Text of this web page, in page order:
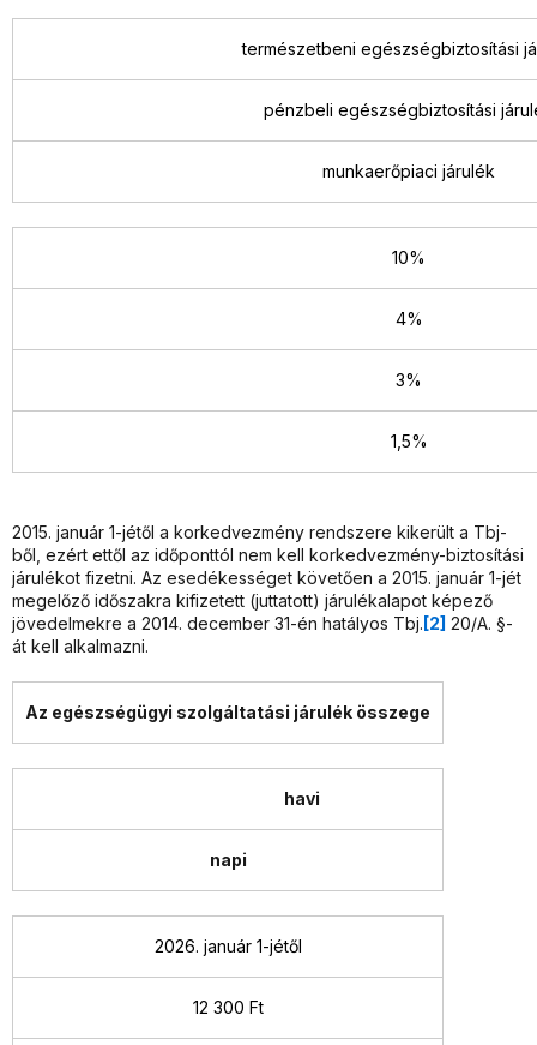
természetbeni egészségbiztosítási
pénzbeli egészségbiztosítási
munkaerőpiaci járulék
10%
4%
3%
1,5%
2015. január 1-jétől a korkedvezmény rendszere kikerült a Tbj-
ből, ezért ettől az időponttól nem kell korkedvezmény-biztosítási
járulékot fizetni. Az esedékességet követően a 2015. január 1-jét
megelőző időszakra kifizetett (juttatott) járulékalapot képező
jövedelmekre a 2014. december 31-én hatályos Tbj. [2] 20/A. §-
át kell alkalmazni.
Az egészségügyi szolgáltatási járulék összege
havi
napi
2026. január 1-jétől
12 300 Ft